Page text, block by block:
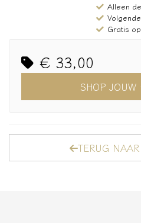
Alleen
Gratis
€ 33,00
SHOP JOUW
TERUG